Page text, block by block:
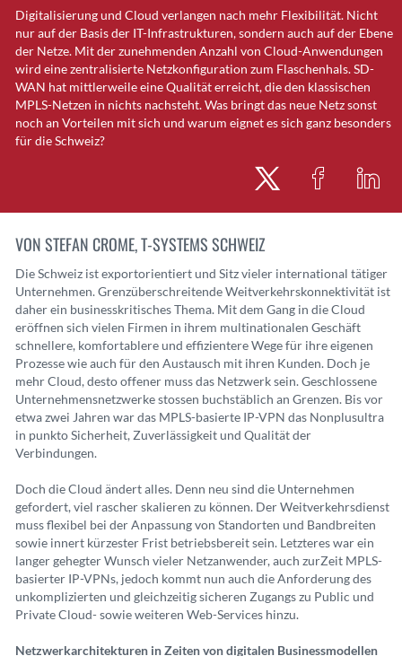
Digitalisierung und Cloud verlangen nach mehr Flexibilität. Nicht
nur auf der Basis der IT-Infrastrukturen, sondern auch auf der Ebene
der Netze. Mit der zunehmenden Anzahl von Cloud-Anwendungen
wird eine zentralisierte Netzkonfiguration zum Flaschenhals. SD-
WAN hat mittlerweile eine Qualität erreicht, die den klassischen
MPLS-Netzen in nichts nachsteht. Was bringt das neue Netz sonst
noch an Vorteilen mit sich und warum eignet es sich ganz besonders
für die Schweiz?
VON STEFAN CROME, T-SYSTEMS SCHWEIZ
Die Schweiz ist exportorientiert und Sitz vieler international tätiger
Unternehmen. Grenzüberschreitende Weitverkehrskonnektivität ist
daher ein businesskritisches Thema. Mit dem Gang in die Cloud
eröffnen sich vielen Firmen in ihrem multinationalen Geschäft
schnellere, komfortablere und effizientere Wege für ihre eigenen
Prozesse wie auch für den Austausch mit ihren Kunden. Doch je
mehr Cloud, desto offener muss das Netzwerk sein. Geschlossene
Unternehmensnetzwerke stossen buchstäblich an Grenzen. Bis vor
etwa zwei Jahren war das MPLS-basierte IP-VPN das Nonplusultra
in punkto Sicherheit, Zuverlässigkeit und Qualität der
Verbindungen.
Doch die Cloud ändert alles. Denn neu sind die Unternehmen
gefordert, viel rascher skalieren zu können. Der Weitverkehrsdienst
muss flexibel bei der Anpassung von Standorten und Bandbreiten
sowie innert kürzester Frist betriebsbereit sein. Letzteres war ein
langer gehegter Wunsch vieler Netzanwender, auch zurZeit MPLS-
basierter IP-VPNs, jedoch kommt nun auch die Anforderung des
unkomplizierten und gleichzeitig sicheren Zugangs zu Public und
Private Cloud- sowie weiteren Web-Services hinzu.
Netzwerkarchitekturen in Zeiten von digitalen Businessmodellen